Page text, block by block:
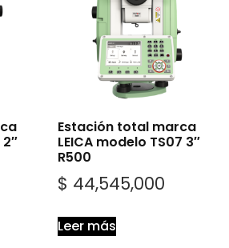
Estación total marca
LEICA modelo TS07 3″
R500
$ 44,545,000
Leer más